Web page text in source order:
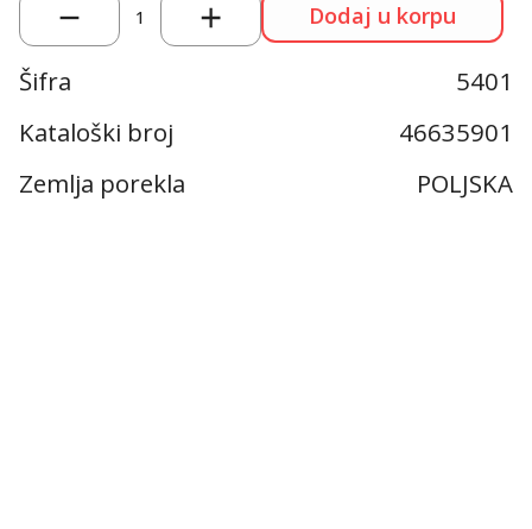
1 Dodaj u korpu
Šifra
5401
Kataloški broj
46635901
Zemlja porekla
POLJSKA